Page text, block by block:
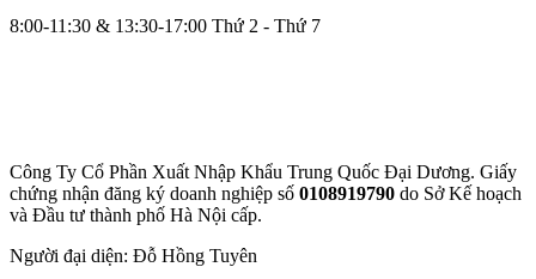
8:00-11:30 & 13:30-17:00 Thứ 2 - Thứ 7
Công Ty Cổ Phần Xuất Nhập Khẩu Trung Quốc Đại Dương. Giấy
chứng nhận đăng ký doanh nghiệp số 0108919790 do SởKế hoạch
và Đầu tư thành phố Hà Nội cấp.
Người đại diện: Đỗ Hồng Tuyên